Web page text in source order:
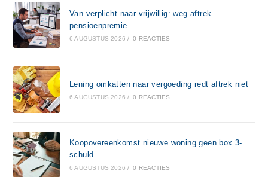
Van verplicht naar vrijwillig: weg aftrek
pensioenpremie
6 AUGUSTUS 2026 / 0 REACTIES
Lening omkatten naar vergoeding redt aftrek niet
6 AUGUSTUS 2026 / 0 REACTIES
Koopovereenkomst nieuwe woning geen box 3-
schuld
6 AUGUSTUS 2026 / 0 REACTIES